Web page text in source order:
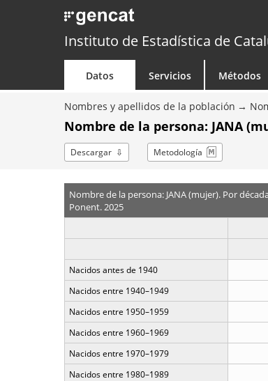
Instituto de Estadística de
Datos Servicios Métodos
Nombres y apellidos de la población
Nombre de la persona: JANA
Descargar Metodología
Nombre de la persona: JANA (mujer). Por
Ponent. 2025
Nacidos antes de 1940
Nacidos entre 1940–1949
Nacidos entre 1950–1959
Nacidos entre 1960–1969
Nacidos entre 1970–1979
Nacidos entre 1980–1989